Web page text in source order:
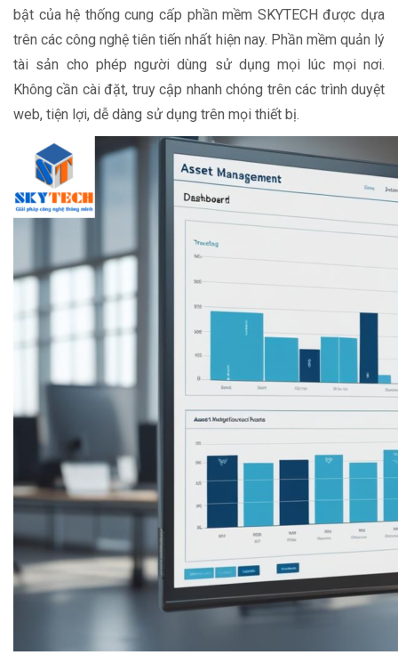
bật của hệ thống cung cấp phần mềm SKYTECH được dựa
trên các công nghệ tiên tiến nhất hiện nay. Phần mềm quản lý
tài sản cho phép người dùng sử dụng mọi lúc mọi nơi.
Không cần cài đặt, truy cập nhanh chóng trên các trình duyệt
web, tiện lợi, dễ dàng sử dụng trên mọi thiết bị.